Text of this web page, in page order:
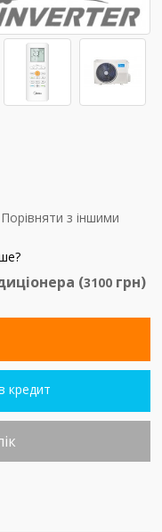
Порівняти з іншими
(3100 грн)
кредит